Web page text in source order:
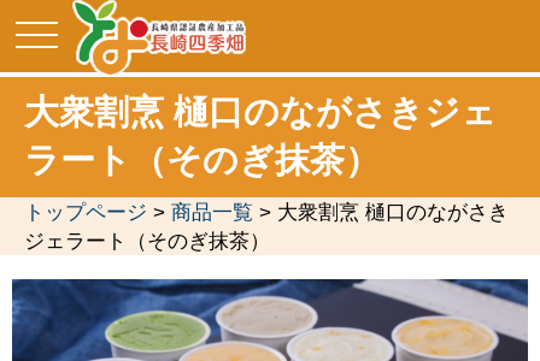
toggle
navigation
大衆割烹 樋口のながさきジェ
ラート（そのぎ抹茶）
トップページ > 商品一覧 > 大衆割烹 樋口のながさき
ジェラート（そのぎ抹茶）